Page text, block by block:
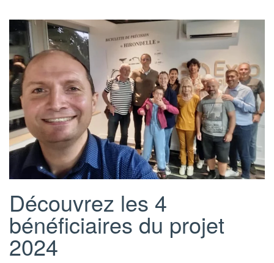
Découvrez les 4
bénéficiaires du projet
2024